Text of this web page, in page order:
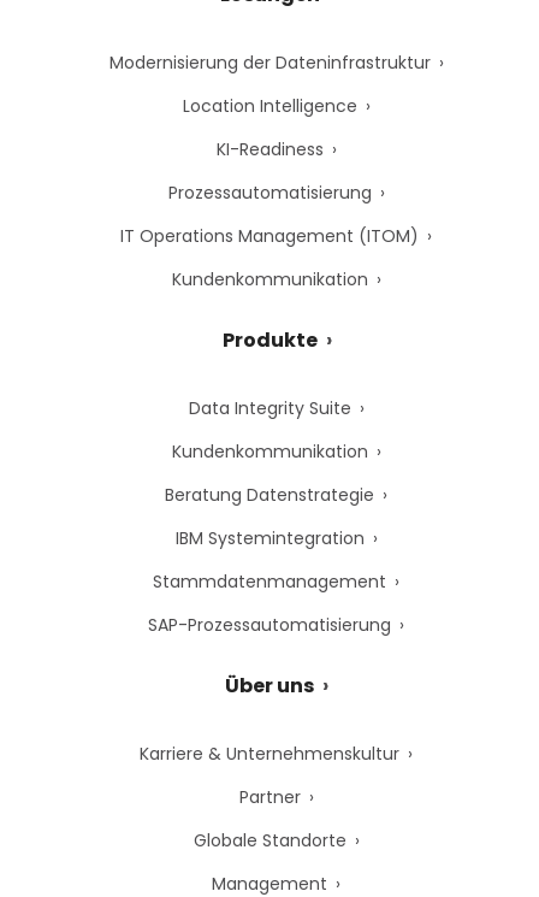
Modernisierung der Dateninfrastruktur
Location Intelligence
KI-Readiness
Prozessautomatisierung
IT Operations Management (ITOM)
Kundenkommunikation
Produkte
Data Integrity Suite
Kundenkommunikation
Beratung Datenstrategie
IBM Systemintegration
Stammdatenmanagement
SAP-Prozessautomatisierung
Über uns
Karriere & Unternehmenskultur
Partner
Globale Standorte
Management